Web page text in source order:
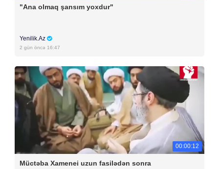
"Ana olmaq şansım yoxdur"
Yenilik.Az
2 gün öncə 16:47
00:00:12
Müctəba Xamenei uzun fasilədən sonra